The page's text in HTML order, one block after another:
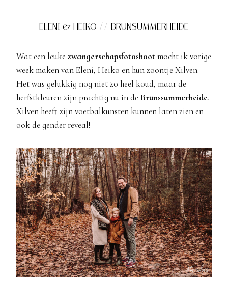
ELENI & HEIKO // BRUNSUMMERHEIDE
Wat een leuke zwangerschapsfotoshootmocht ik vorige
week maken van Eleni, Heiko en hun zoontje Xilven.
Het was gelukkig nog niet zo heel koud, maar de
herfstkleuren zijn prachtig nu in de Brunssummerheide.
Xilven heeft zijn voetbalkunsten kunnen laten zien en
ook de gender reveal!